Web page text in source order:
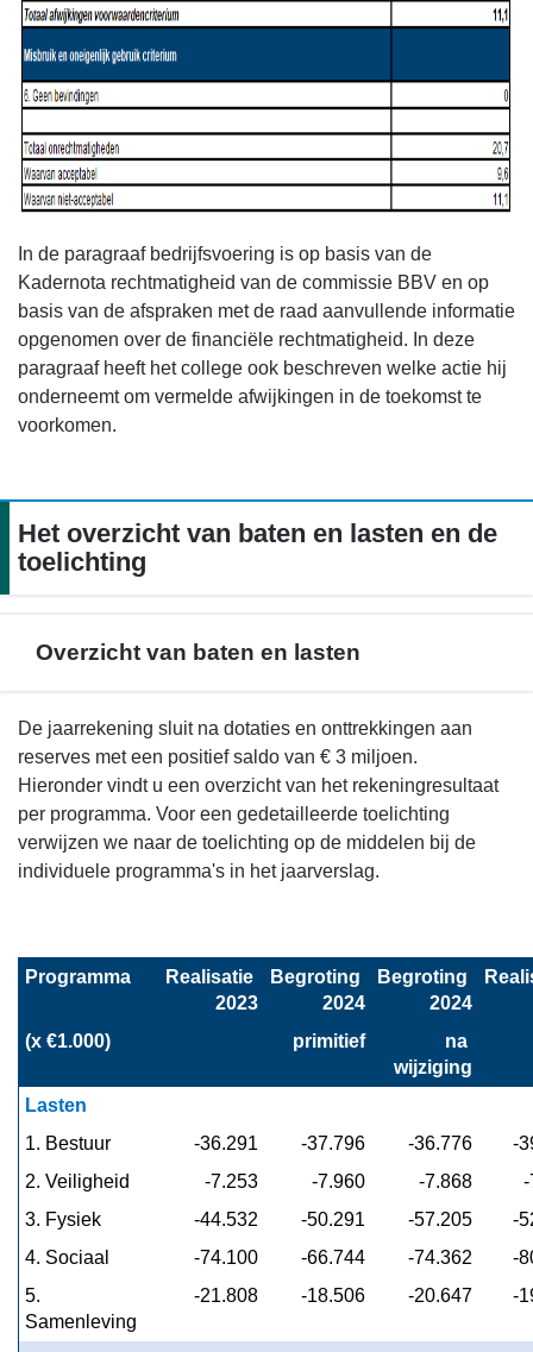
In de paragraaf bedrijfsvoering is op basis van de
Kadernota rechtmatigheid van de commissie BBV en op
basis van de afspraken met de raad aanvullende informatie
opgenomen over de financiële rechtmatigheid. In deze
paragraaf heeft het college ook beschreven welke actie hij
onderneemt om vermelde afwijkingen in de toekomst te
voorkomen.
Het overzicht van baten en lasten en de
toelichting
Overzicht van baten en lasten
Terug
naar
navigatie
Het
overzicht
en
lasten
van
baten
De jaarrekening sluit na dotaties en onttrekkingen aan
reserves met een positief saldo van € 3 miljoen.
Hieronder vindt u een overzicht van het rekeningresultaat
per programma. Voor een gedetailleerde toelichting
verwijzen we naar de toelichting op de middelen bij de
individuele programma's in het jaarverslag.
Programma
Realisatie
2023
Begroting
2024
Begroting
2024
(x €1.000) primitief
na
wijziging
Lasten
1. Bestuur
-36.291 -37.796 -36.776
-
2. Veiligheid
-7.253 -7.960 -7.868
-
3. Fysiek
-44.532 -50.291 -57.205
-
4. Sociaal
-74.100 -66.744 -74.362
-
5.
Samenleving
-21.808 -18.506 -20.647 -